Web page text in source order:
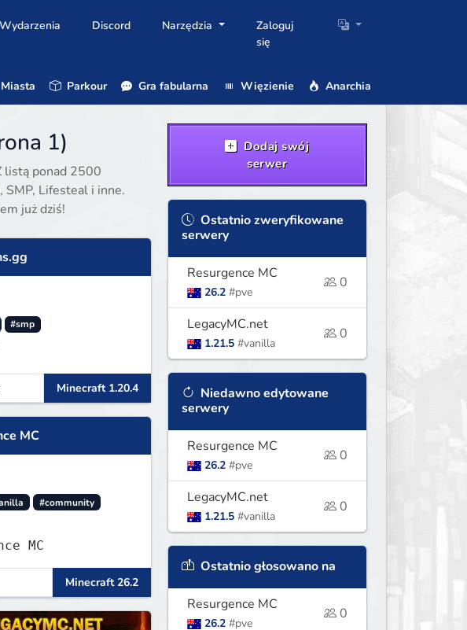
Wydarzenia Discord Narzędzia
Zaloguj
się
Miasta Parkour Gra fabularna Więzienie Anarchia
1)
listą ponad 2500
SMP, Lifesteal i inne.
już dziś!
#smp
Minecraft 1.20.4
MC
#community
MC
Minecraft 26.2
Dodaj swój
serwer
Ostatnio zweryfikowane
serwery
Resurgence MC
26.2 #pve
0
LegacyMC.net
1.21.5 #vanilla
0
Niedawno edytowane
serwery
Resurgence MC
26.2 #pve
0
LegacyMC.net
1.21.5 #vanilla
0
Ostatnio głosowano na
Resurgence MC
26.2 #pve
0